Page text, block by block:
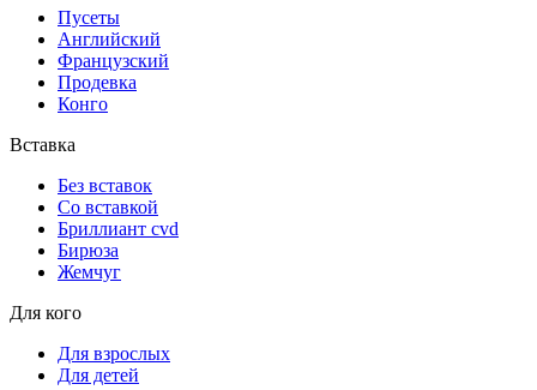
Пусеты
Английский
Французский
Продевка
Конго
Вставка
Без вставок
Со вставкой
Бриллиант cvd
Бирюза
Жемчуг
Для кого
Для взрослых
Для детей